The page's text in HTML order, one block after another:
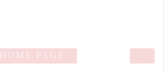
›
HOME PAGE